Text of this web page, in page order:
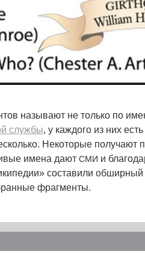
называют не только по
службы, у каждого из них
Некоторые получают
имена дают СМИ и
составили обширный
фрагменты.